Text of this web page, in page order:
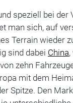
speziell bei der
man sich, auf
Terrain wieder
sind dabei China
zehn
mit dem
Spitze. Den